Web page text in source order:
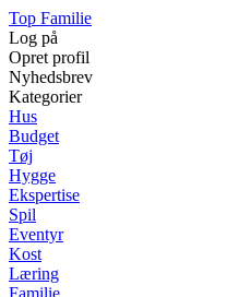
Top Familie
Log på
Opret profil
Nyhedsbrev
Kategorier
Hus
Budget
Tøj
Hygge
Ekspertise
Spil
Eventyr
Kost
Læring
Familie